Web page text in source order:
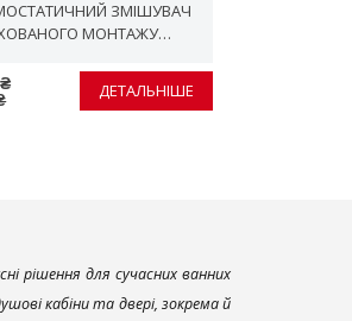
ЗМІШУВАЧ
МОНТАЖУ
БІЛИЙ ОКСАМИТ
ДЕТАЛЬНІШЕ
рішення для сучасних ванних
кабіни та двері, зокрема й